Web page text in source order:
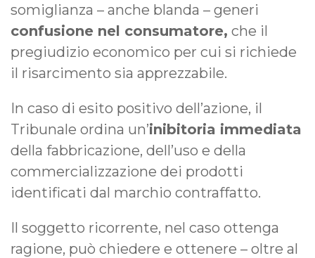
somiglianza – anche blanda – generi
confusione nel consumatore, che il
pregiudizio economico per cui si richiede
il risarcimento sia apprezzabile.
In caso di esito positivo dell’azione, il
Tribunale ordina un’inibitoria immediata
della fabbricazione, dell’uso e della
commercializzazione dei prodotti
identificati dal marchio contraffatto.
Il soggetto ricorrente, nel caso ottenga
ragione, può chiedere e ottenere – oltre al